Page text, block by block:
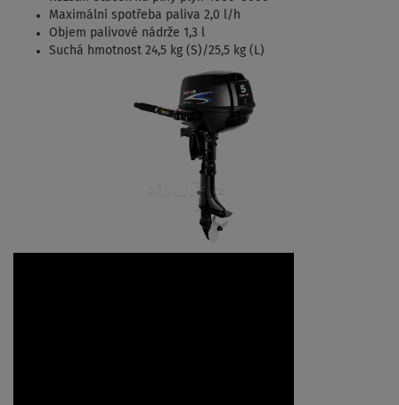
Maximální spotřeba paliva 2,0 l/h
Objem palivové nádrže 1,3 l
Suchá hmotnost 24,5 kg (S)/25,5 kg (L)